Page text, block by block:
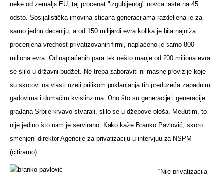
neke od zemalja EU, taj procenat "izgubljenog" novca raste na 45
odsto. Sosijalistička imovina sticana generacijama razdeljena je za
samo jednu deceniju, a od 150 milijardi evra kolika je bila najniža
procenjena vrednost privatizovanih firmi, naplaćeno je samo 800
miliona evra. Od naplaćenih para tek nešto manje od 200 miliona evra
se slilo u državni budžet. Ne treba zaboraviti ni masne provizije koje
su skotovi na vlasti uzeli prilikom poklanjanja tih preduzeća zapadnim
gadovima i domaćim kvislinzima. Ono što su generacije i generacije
građana Srbije krvavo stvarali, slilo se u džepove ološa. Međutim, to
nije jedino što nam je servirano. Kako kaže Branko Pavlović, skoro
smenjeni direktor Agencije za privatizaciju u intervjuu za NSPM
(citiramo):
“Nije privatizacija